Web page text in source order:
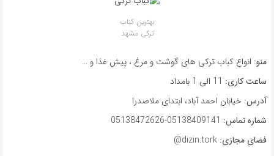
بهترین کباب
ترکی مشهد
منو: انواع کباب ترکی های گوشت و مرغ ، پیش غذا و …
ساعت کاری:
آدرس: خیابان احمد آباد، ابتدای ملاصدرا
شماره تماس:
فضای مجازی: